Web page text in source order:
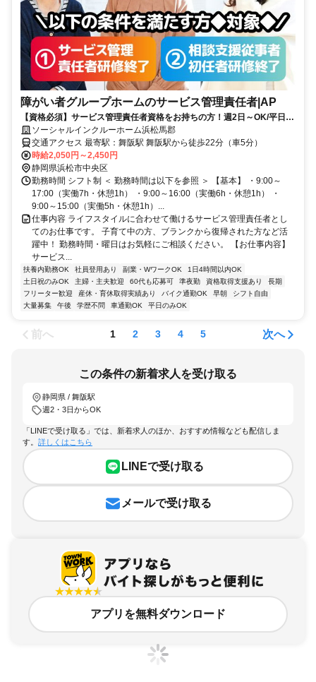
障がい者グループホームのサービス管理責任者|AP
【資格必須】サービス管理責任者資格をお持ちの方！週2日～OK/平日の
みOK/残業ほぼなし！家庭や私生活と無理なく両立◎
ソーシャルインクルーホーム浜松馬郡
交通アクセス 最寄駅：舞阪駅 舞阪駅から徒歩22分（車5分）
時給2,050円～2,450円
静岡県浜松市中央区
勤務時間 シフト制 ＜ 勤務時間は以下を参照 ＞ 【基本】 ・9:00～
17:00（実働7h・休憩1h） ・9:00～16:00（実働6h・休憩1h） ・
9:00～15:00（実働5h・休憩1h）...
仕事内容 ライフスタイルに合わせて働けるサービス管理責任者とし
てのお仕事です。 子育て中の方、ブランクから復帰された方など活
躍中！ 勤務時間・曜日はお気軽にご相談ください。 【お仕事内容】
サービス...
扶養内勤務OK 社員登用あり 副業・WワークOK
1日4時間以内OK
土日祝のみOK
主婦・主夫歓迎 60代も応募可 準夜勤 資格取得支援あり
長期
フリーター歓迎
産休・育休取得実績あり バイク通勤OK 早朝
シフト自由
大量募集
午後 学歴不問 車通勤OK 平日のみOK
前へ 1 2 3 4 5 次へ
この条件の新着求人を受け取る
静岡県 / 舞阪駅
週2・3日からOK
「LINEで受け取る」では、新着求人のほか、おすすめ情報なども配信しま
す。 詳しくはこちら
LINEで受け取る
メールで受け取る
アプリを無料ダウンロード